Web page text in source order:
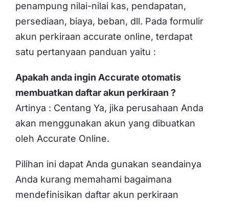
penampung nilai-nilai kas, pendapatan,
persediaan, biaya, beban, dll. Pada formulir
akun perkiraan accurate online, terdapat
satu pertanyaan panduan yaitu :
Apakah anda ingin Accurate otomatis
membuatkan daftar akun perkiraan ?
Artinya : Centang Ya, jika perusahaan Anda
akan menggunakan akun yang dibuatkan
oleh Accurate Online.
Pilihan ini dapat Anda gunakan seandainya
Anda kurang memahami bagaimana
mendefinisikan daftar akun perkiraan